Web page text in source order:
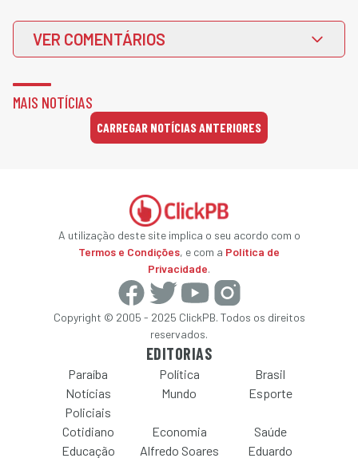
VER COMENTÁRIOS
MAIS NOTÍCIAS
CARREGAR NOTÍCIAS ANTERIORES
A utilização deste site implica o seu acordo com o
Termos e Condições, e com a Política de
Privacidade.
Copyright © 2005 - 2025 ClickPB. Todos os direitos
reservados.
EDITORIAS
Paraíba Política
Brasil
Notícias
Policiais
Mundo Esporte
Cotidiano Economia
Saúde
Educação
Alfredo Soares Eduardo